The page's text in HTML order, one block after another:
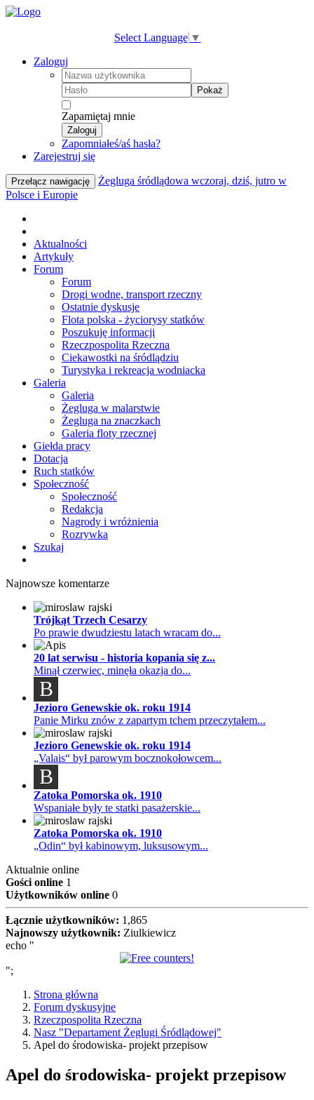
Select Language ▼
Zaloguj
Pokaż
Zapamiętaj mnie
Zaloguj
Zapomniałeś/aś hasła?
Zarejestruj się
Przełącz nawigację
Żegluga śródlądowa wczoraj, dziś, jutro w
Polsce i Europie
Aktualności
Artykuły
Forum
Forum
Drogi wodne, transport rzeczny
Ostatnie dyskusje
Flota polska - życiorysy statków
Poszukuję informacji
Rzeczpospolita Rzeczna
Ciekawostki na śródlądziu
Turystyka i rekreacja wodniacka
Galeria
Galeria
Żegluga w malarstwie
Żegluga na znaczkach
Galeria floty rzecznej
Giełda pracy
Dotacja
Ruch statków
Społeczność
Społeczność
Redakcja
Nagrody i wróżnienia
Rozrywka
Szukaj
Najnowsze komentarze
Trójkąt Trzech Cesarzy
Po prawie dwudziestu latach wracam do...
20 lat serwisu - historia kopania się z...
Minął czerwiec, minęła okazja do...
B
Jezioro Genewskie ok. roku 1914
Panie Mirku znów z zapartym tchem przeczytałem...
Jezioro Genewskie ok. roku 1914
„Valais“ był parowym bocznokołowcem...
B
Zatoka Pomorska ok. 1910
Wspaniałe były te statki pasażerskie...
Zatoka Pomorska ok. 1910
„Odin“ był kabinowym, luksusowym...
Aktualnie online
Gości online 1
Użytkowników online 0
Łącznie użytkowników: 1,865
Najnowszy użytkownik: Ziulkiewicz
echo "
";
Strona główna
Forum dyskusyjne
Rzeczpospolita Rzeczna
Nasz "Departament Żeglugi Śródlądowej"
Apel do środowiska- projekt przepisow
Apel do środowiska- projekt przepisow